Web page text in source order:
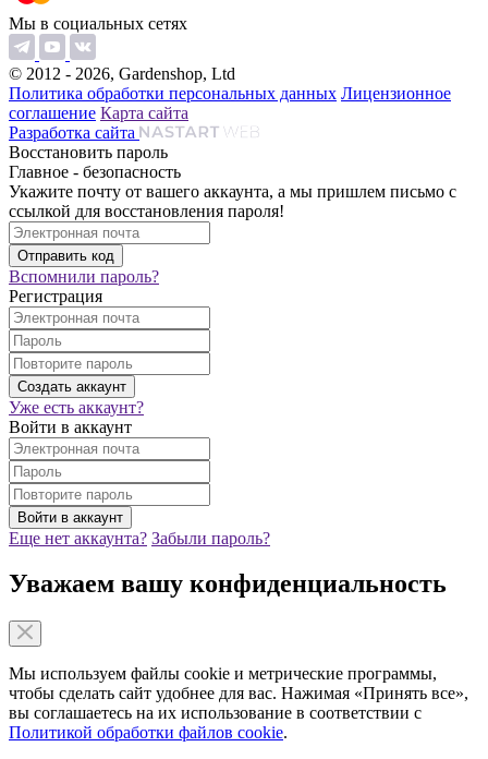
Мы в социальных сетях
© 2012 - 2026, Gardenshop, Ltd
Политика обработки персональных данных Лицензионное
соглашение Карта сайта
Разработка сайта
Восстановить пароль
Главное - безопасность
Укажите почту от вашего аккаунта, а мы пришлем письмо с
ссылкой для восстановления пароля!
Вспомнили пароль?
Регистрация
Уже есть аккаунт?
Войти в аккаунт
Еще нет аккаунта? Забыли пароль?
Уважаем вашу конфиденциальность
Мы используем файлы cookie и метрические программы,
чтобы сделать сайт удобнее для вас. Нажимая «Принять все»,
вы соглашаетесь на их использование в соответствии с
Политикой обработки файлов cookie.